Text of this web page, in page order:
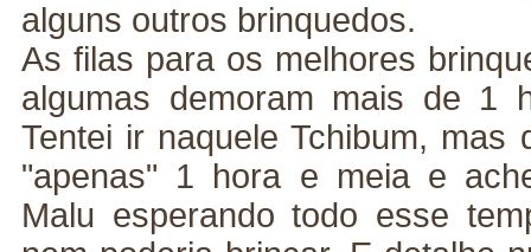
alguns outros brinquedos.
As filas para os melhores
algumas demoram mais de 1
Tentei ir naquele Tchibum, mas
"apenas" 1 hora e meia e
Malu esperando todo esse